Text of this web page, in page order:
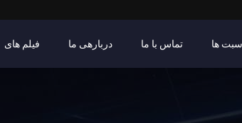
فیلم های دربارهی ما تماس با ما ها